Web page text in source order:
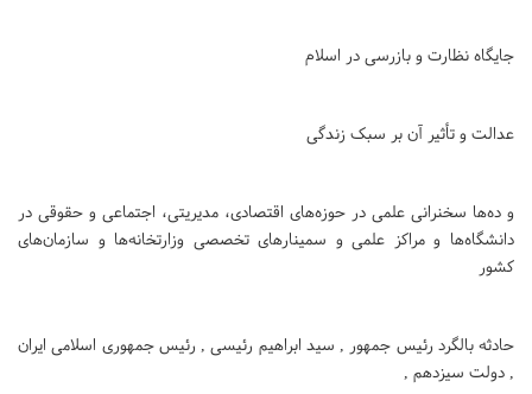
جایگاه نظارت و بازرسی در اسلام
عدالت و تأثیر آن بر سبک زندگی
و ده‌ها سخنرانی علمی در حوزه‌های اقتصادی، مدیریتی، اجتماعی و حقوقی در
دانشگاه‌ها و مراکز علمی و سمینارهای تخصصی وزارتخانه‌ها و سازمان‌های
کشور
حادثه بالگرد رئیس جمهور , سید ابراهیم رئیسی , رئیس جمهوری اسلامی ایران
, دولت سیزدهم ,